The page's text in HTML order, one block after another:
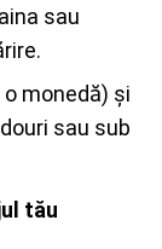
sau
monedă) și
sau sub
tău